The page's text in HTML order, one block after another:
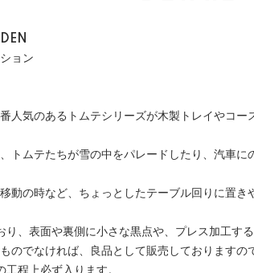
ョン
人気のあるトムテシリーズが木製トレイやコー
トムテたちが雪の中をパレードしたり、汽車
動の時など、ちょっとしたテーブル回りに置き
り、表面や裏側に小さな黒点や、プレス加工す
のでなければ、良品として販売しておりますの